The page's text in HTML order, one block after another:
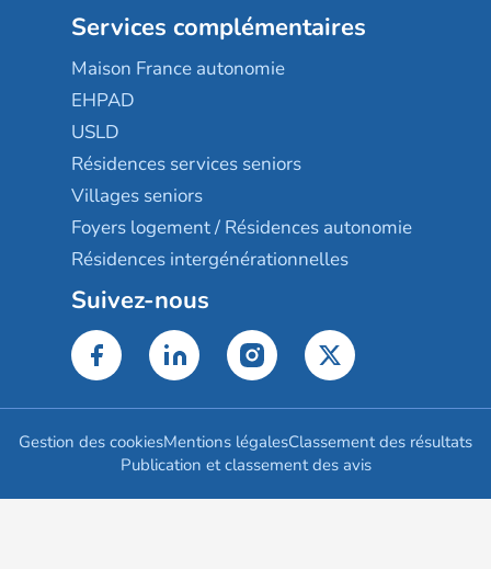
Services complémentaires
Maison France autonomie
EHPAD
USLD
Résidences services seniors
Villages seniors
Foyers logement / Résidences autonomie
Résidences intergénérationnelles
Suivez-nous
Gestion des cookiesMentions légalesClassement des résultats
Publication et classement des avis